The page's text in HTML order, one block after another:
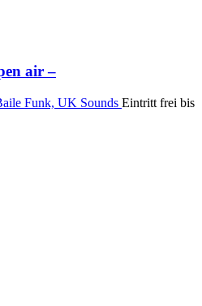
air –
Funk, UK Sounds Eintritt frei bis